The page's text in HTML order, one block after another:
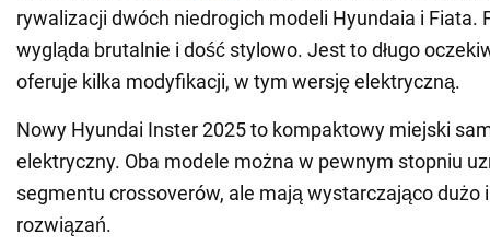
rywalizacji dwóch niedrogich modeli Hyundaia i Fiata.
wygląda brutalnie i dość stylowo. Jest to długo
oferuje kilka modyfikacji, w tym wersję elektryczną.
Nowy Hyundai Inster 2025 to kompaktowy miejski
elektryczny. Oba modele można w pewnym stopniu
segmentu crossoverów, ale mają wystarczająco dużo
rozwiązań.